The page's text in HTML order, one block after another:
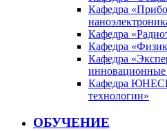
Кафедра
Кафедра
Кафедра
Кафедра
инновационные
Кафедра
технологии»
ОБУЧЕНИЕ